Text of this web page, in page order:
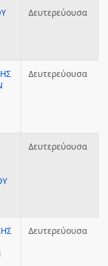
Δευτερεύουσα
Δευτερεύουσα
Δευτερεύουσα
Δευτερεύουσα